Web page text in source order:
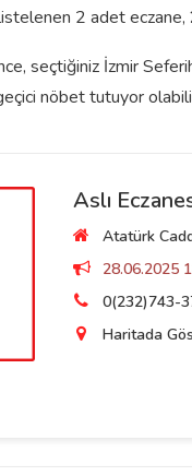
2 adet eczane,
seçtiğiniz İzmir
nöbet tutuyor
Aslı
Atatürk
28.06.2025
0(232)743-
Haritada